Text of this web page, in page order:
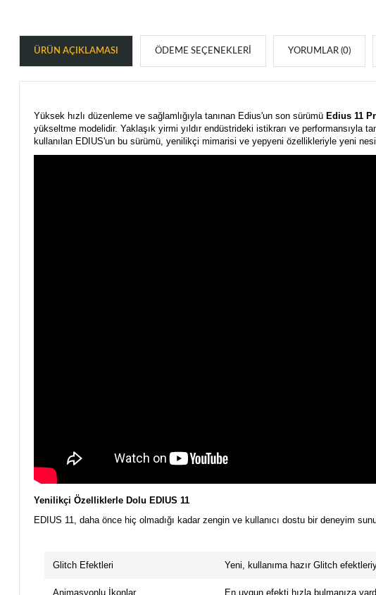
ÜRÜN AÇIKLAMASI ÖDEME SEÇENEKLERI YORUMLAR (0)
Yüksek hızlı düzenleme ve sağlamlığıyla tanınan Edius'un son sürümü Edius 11
yükseltme modelidir. Yaklaşık yirmi yıldır endüstrideki istikrarı ve performansıyla
kullanılan EDIUS'un bu sürümü, yenilikçi mimarisi ve yepyeni özellikleriyle yeni
Yenilikçi Özelliklerle Dolu EDIUS 11
EDIUS 11, daha önce hiç olmadığı kadar zengin ve kullanıcı dostu bir deneyim
Glitch Efektleri Yeni, kullanıma hazır Glitch
Animasyonlu İkonlar En uygun efekti hızla bulmanıza